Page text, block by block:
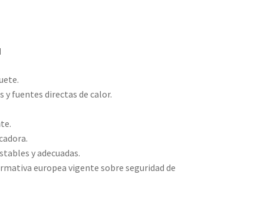
y fuentes directas de calor.
y adecuadas.
europea vigente sobre seguridad de